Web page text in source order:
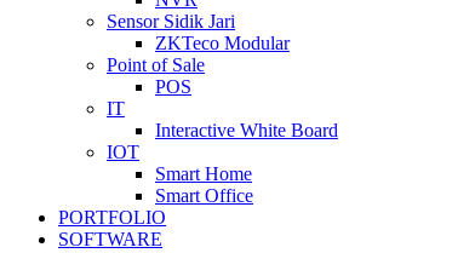
Sensor Sidik Jari
ZKTeco Modular
Point of Sale
POS
IT
Interactive White Board
IOT
Smart Home
Smart Office
PORTFOLIO
SOFTWARE